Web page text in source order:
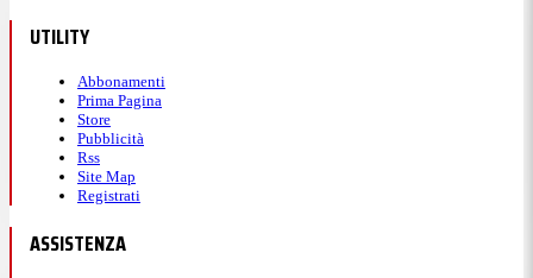
UTILITY
Abbonamenti
Prima Pagina
Store
Pubblicità
Rss
Site Map
Registrati
ASSISTENZA